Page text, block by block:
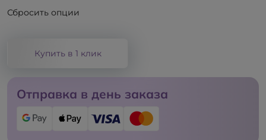
Сбросить опции
Купить в 1 клик
Отправка в день заказа